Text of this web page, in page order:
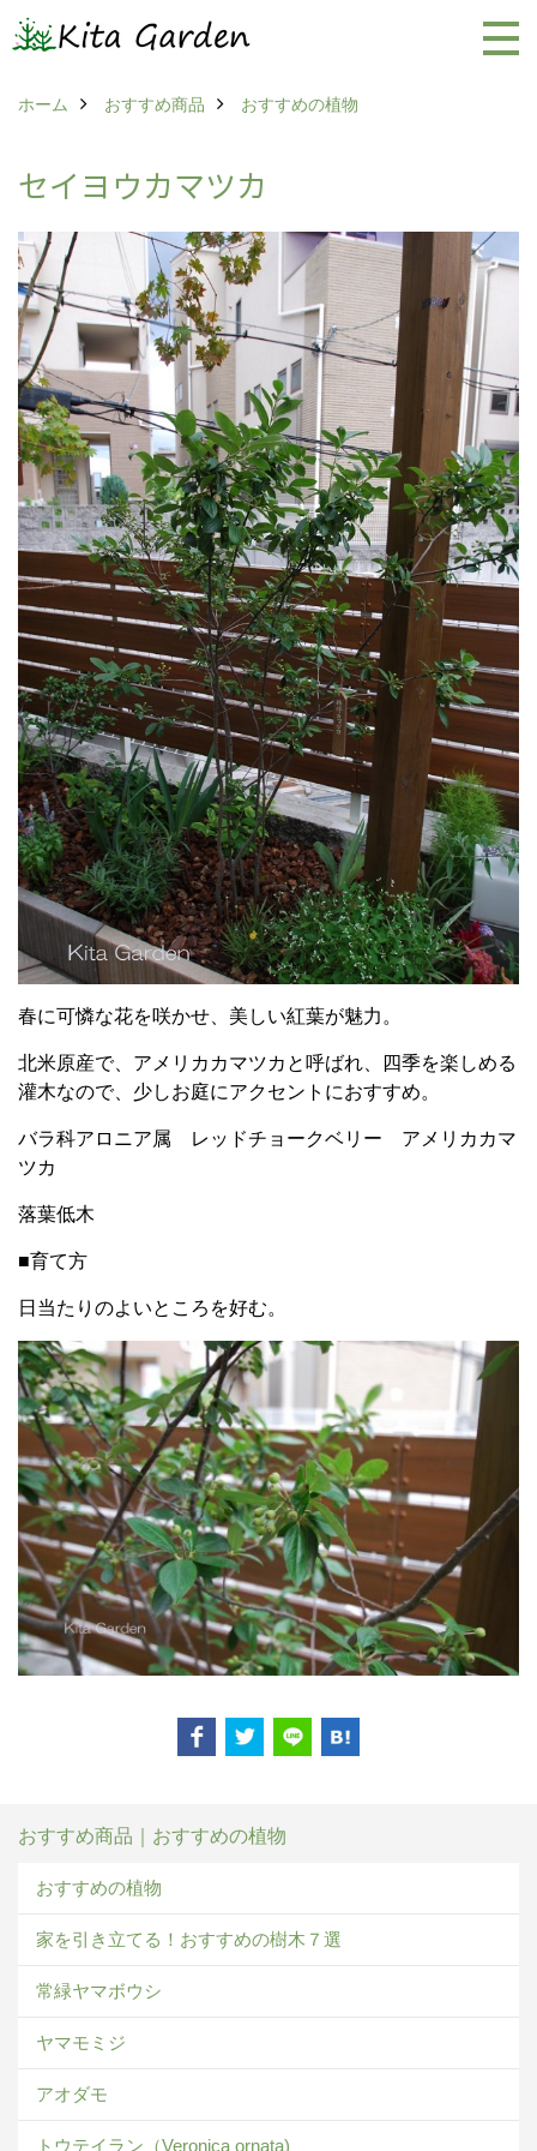
ホーム おすすめ商品 おすすめの植物
セイヨウカマツカ
春に可憐な花を咲かせ、美しい紅葉が魅力。
北米原産で、アメリカカマツカと呼ばれ、四季を楽しめる
灌木なので、少しお庭にアクセントにおすすめ。
バラ科アロニア属 レッドチョークベリー アメリカカマ
ツカ
落葉低木
■育て方
日当たりのよいところを好む。
おすすめ商品｜おすすめの植物
おすすめの植物
家を引き立てる！おすすめの樹木７選
常緑ヤマボウシ
ヤマモミジ
アオダモ
トウテイラン（Veronica ornata)